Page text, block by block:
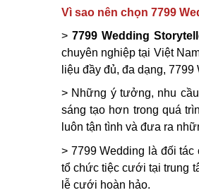
Vì sao nên chọn 7799
>7799 Wedding
chuyên nghiệp tại Việt
liệu đầy đủ, đa dạng,
> Những ý tưởng, nhu
sáng tạo hơn trong quá
luôn tận tình và đưa ra
> 7799 Wedding là đối tác
tổ chức tiệc cưới tại trung
lễ cưới hoàn hảo.